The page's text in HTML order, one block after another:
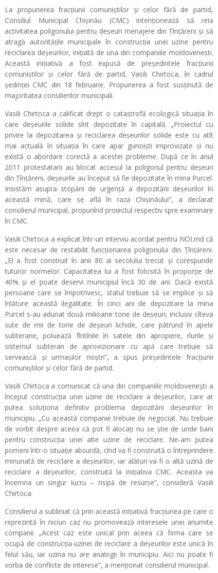
La propunerea fracțiunii comuniștilor și celor fără de partid,
Consiliul Municipal Chișinău (CMC) intenționează să reia
activitatea poligonului pentru deșeuri menajere din Țînțăreni și să
atragă autoritățile municipale în construcția unei uzine pentru
reciclarea deșeurilor, inițiată de una din companiile moldovenești.
Această inițiativă a fost expusă de președintele fracțiunii
comuniștilor și celor fără de partid, Vasili Chirtoca, în cadrul
ședinței CMC din 18 februarie. Propunerea a fost susținută de
majoritatea consilierilor municipali.
Vasili Chirtoca a calificat drept o catastrofă ecologică situația în
care deșeurile solide sînt depozitate în capitală. „Proiectul cu
privire la depozitarea și reciclarea deșeurilor solide este cu atît
mai actuală în situația în care apar gunoiști improvizate și nu
există o abordare corectă a acestei probleme. După ce în anul
2011 protestatarii au blocat accesul la poligonul pentru deșeuri
din Țînțăreni, deșeurile au început să fie depozitate în mina Purcel.
Insistăm asupra stopării de urgență a depozitării deșeurilor în
această mină, care se află în raza Chișinăului”, a declarat
consilierul municipal, propunînd proiectul respectiv spre examinare
în CMC.
Vasili Chirtoca a explicat într-un interviu acordat pentru NOI.md că
este necesar de restabilit funcționarea poligonului din Țînțăreni.
„El a fost construit în anii 80 ai secolului trecut și corespunde
tuturor normelor. Capacitatea lui a fost folosită în proporție de
40% și el poate deservi municipiul încă 30 de ani. Dacă există
persoane care se împotrivesc, statul trebuie să se implice și să
înlăture această ilegalitate. În cinci ani de depozitare la mina
Purcel s-au adunat două milioane tone de deșeuri, inclusiv cîteva
sute de mii de tone de deșeuri lichide, care pătrund în apele
subterane, poluează fîntînile în satele din apropiere, rîurile și
sistemul subteran de aprovizionare cu apă care trebuie să
servească și urmașilor noștri”, a spus președintele fracțiunii
comuniștilor și celor fără de partid.
Vasili Chirtoca a comunicat că una din companiile moldovenești a
început construcția unei uzine de reciclare a deșeurilor, care ar
putea soluționa definitiv problema depozitării deșeurilor în
municipiu. „Cu această companie trebuie de negociat. Nu trebuie
de vorbit despre aceea că pot fi alocați nu se știe de unde bani
pentru construcția unei alte uzine de reciclare. Ne-am putea
pomeni într-o situație absurdă, cînd va fi construită o întreprindere
minunată de reciclare a deșeurilor, iar alături va fi o altă uzină de
reciclare a deșeurilor, construită la inițiativa CMC. Aceasta va
însemna un singur lucru – risipă de resurse”, consideră Vasili
Chirtoca.
Consilierul a subliniat că prin această inițiativă fracțiunea pe care o
reprezintă în niciun caz nu promovează interesele unei anumite
companii. „Acest caz este unical prin aceea că firma care se
ocupă de construcția uzinei de reciclare a deșeurilor este unică în
felul său, iar uzina nu are analogii în municipiu. Aici nu poate fi
vorba de conflicte de interese”, a menționat consilierul municipal.